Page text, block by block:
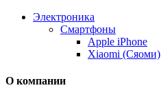
Электроника
Смартфоны
Apple iPhone
Xiaomi (Сяоми)
О компании